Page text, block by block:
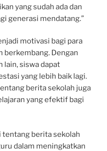
yang sudah ada dan
generasi mendatang.”
motivasi bagi para
berkembang. Dengan
lain, siswa dapat
yang lebih baik lagi.
berita sekolah juga
yang efektif bagi
berita sekolah
dalam meningkatkan